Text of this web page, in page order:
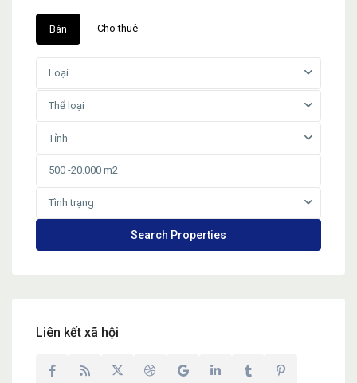
Bán Cho thuê
Loại
Thể loại
Tỉnh
Tình trạng
Liên kết xã hội